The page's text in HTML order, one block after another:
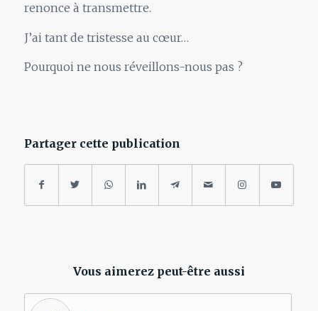
renonce à transmettre.
J’ai tant de tristesse au cœur…
Pourquoi ne nous réveillons-nous pas ?
Partager cette publication
Vous aimerez peut-être aussi